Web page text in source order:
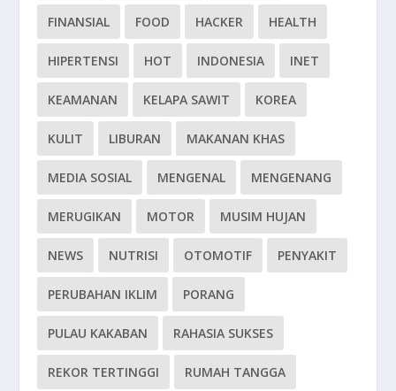
FINANSIAL FOOD HACKER HEALTH
HIPERTENSI HOT INDONESIA INET
KEAMANAN KELAPA SAWIT KOREA
KULIT LIBURAN MAKANAN KHAS
MEDIA SOSIAL MENGENAL MENGENANG
MERUGIKAN MOTOR MUSIM HUJAN
NEWS NUTRISI OTOMOTIF PENYAKIT
PERUBAHAN IKLIM PORANG
PULAU KAKABAN RAHASIA SUKSES
REKOR TERTINGGI RUMAH TANGGA